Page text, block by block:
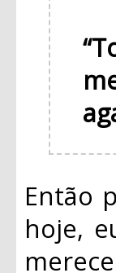
Então
hoje,